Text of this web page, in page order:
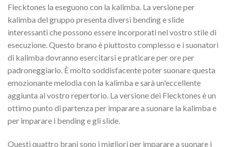
Flecktones la eseguono con la kalimba. La versione per
kalimba del gruppo presenta diversi bending e slide
interessanti che possono essere incorporati nel vostro stile di
esecuzione. Questo brano è piuttosto complesso e i suonatori
di kalimba dovranno esercitarsi e praticare per ore per
padroneggiarlo. È molto soddisfacente poter suonare questa
emozionante melodia con la kalimba e sarà un'eccellente
aggiunta al vostro repertorio. La versione dei Flecktones è un
ottimo punto di partenza per imparare a suonare la kalimba e
per imparare i bending e gli slide.
Questi quattro brani sono i migliori per imparare a suonare i